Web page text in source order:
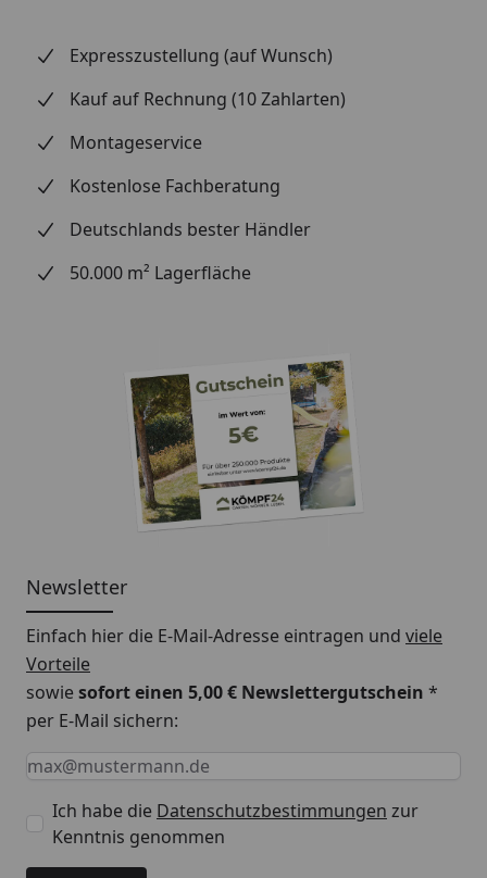
Expresszustellung (auf Wunsch)
Kauf auf Rechnung (10 Zahlarten)
Montageservice
Kostenlose Fachberatung
Deutschlands bester Händler
50.000 m² Lagerfläche
Newsletter
Einfach hier die E-Mail-Adresse eintragen und viele
Vorteile
sowiesofort einen 5,00 € Newslettergutschein *
per E-Mail sichern:
Keine Eingabe erforderlich
Eingabe erforderlich
E-Mail *
Ich habe die Datenschutzbestimmungen zur
Kenntnis genommen